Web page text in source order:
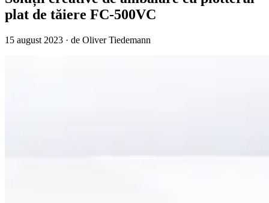
plat de tăiere FC-500VC
15 august 2023 · de Oliver Tiedemann